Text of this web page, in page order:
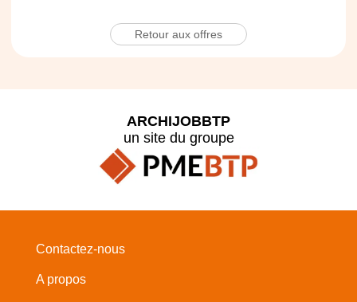
Retour aux offres
ARCHIJOBBTP
un site du groupe
Contactez-nous
A propos